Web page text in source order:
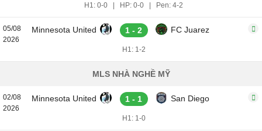
H1: 0-0 HP: 0-0 Pen: 4-2
05/08
2026
Minnesota United 1 - 2 FC Juarez
H1: 1-2
MLS NHÀ NGHỀ MỸ
02/08
2026
Minnesota United 1 - 1 San Diego
H1: 1-0